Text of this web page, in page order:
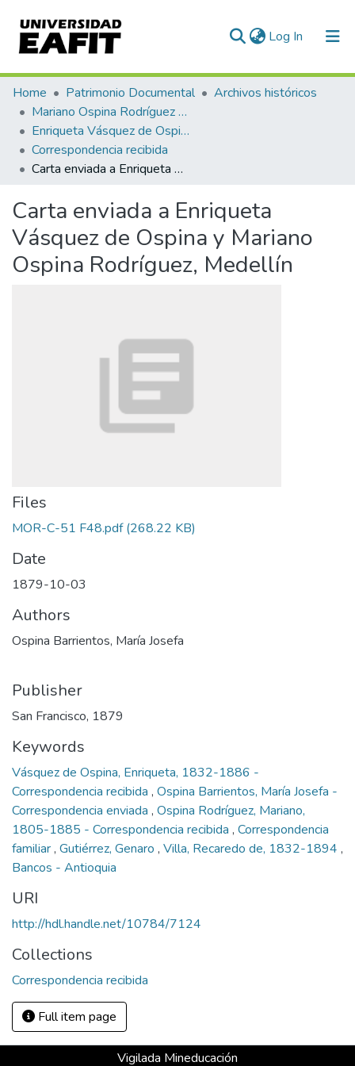
Log In (current)
Communities & Collections
All of DSpace
Statistics
Home Patrimonio Documental
Archivos históricos
Mariano Ospina Rodríguez (1826 -1912)
Enriqueta Vásquez de Ospina
Correspondencia recibida
Carta enviada a Enriqueta Vásquez de Ospina y Mariano Ospina Rodríguez, Medellín
Carta enviada a Enriqueta
Vásquez de Ospina y Mariano
Ospina Rodríguez, Medellín
Files
MOR-C-51 F48.pdf(268.22 KB)
Date
1879-10-03
Authors
Ospina Barrientos, María Josefa
Publisher
San Francisco, 1879
Keywords
Vásquez de Ospina, Enriqueta, 1832-1886 -
Correspondencia recibida , Ospina Barrientos, María Josefa -
Correspondencia enviada , Ospina Rodríguez, Mariano,
1805-1885 - Correspondencia recibida , Correspondencia
familiar, Gutiérrez, Genaro , Villa, Recaredo de, 1832-1894 ,
Bancos - Antioquia
URI
http://hdl.handle.net/10784/7124
Collections
Correspondencia recibida
Full item page
Vigilada Mineducación